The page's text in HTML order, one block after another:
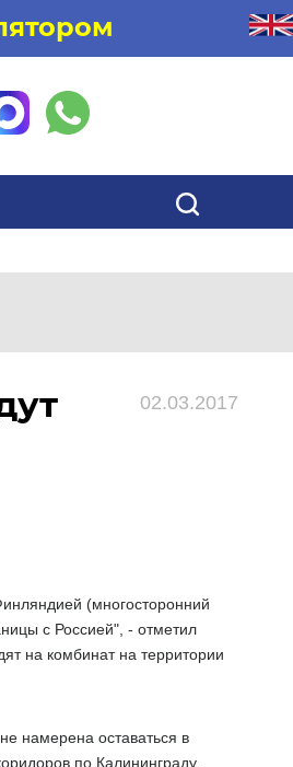
02.03.2017
(многосторонний
с Россией", - отметил
на комбинат на территории
намерена оставаться в
по Калининграду.